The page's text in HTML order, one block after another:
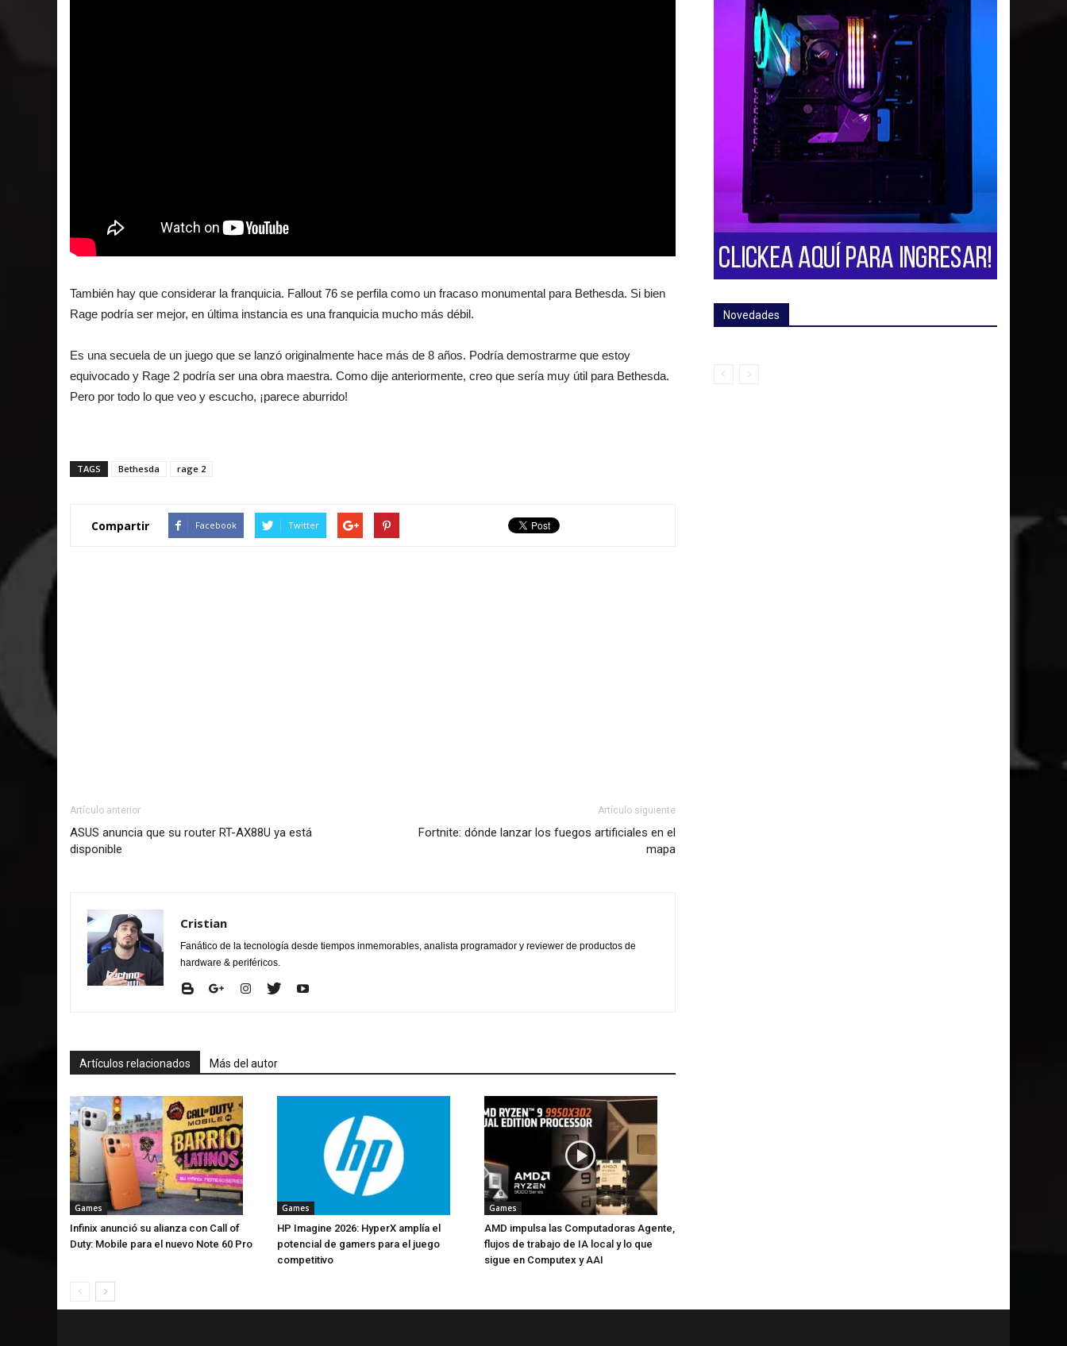
También hay que considerar la franquicia. Fallout 76 se perfila como un fracaso monumental para Bethesda. Si bien
Rage podría ser mejor, en última instancia es una franquicia mucho más débil.
Es una secuela de un juego que se lanzó originalmente hace más de 8 años. Podría demostrarme que estoy
equivocado y Rage 2 podría ser una obra maestra. Como dije anteriormente, creo que sería muy útil para Bethesda.
Pero por todo lo que veo y escucho, ¡parece aburrido!
TAGS Bethesda rage 2
Compartir Facebook Twitter
Artículo anterior
ASUS anuncia que su router RT-AX88U ya está
disponible
Artículo siguiente
Fortnite: dónde lanzar los fuegos artificiales en el
mapa
Cristian
Fanático de la tecnología desde tiempos inmemorables, analista programador y reviewer de productos de
hardware & periféricos.
Artículos relacionados Más del autor
Games
Infinix anunció su alianza con Call of
Duty: Mobile para el nuevo Note 60 Pro
Games
HP Imagine 2026: HyperX amplía el
potencial de gamers para el juego
competitivo
Games
AMD impulsa las Computadoras Agente,
flujos de trabajo de IA local y lo que
sigue en Computex y AAI
Novedades